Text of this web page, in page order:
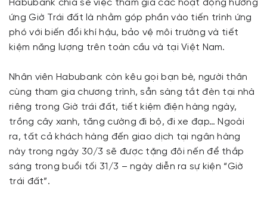
Habubank chia sẻ việc tham gia các hoạt động hưởng
ứng Giờ Trái đất là nhằm góp phần vào tiến trình ứng
phó với biến đổi khí hậu, bảo vệ môi trường và tiết
kiệm năng lượng trên toàn cầu và tại Việt Nam.
Nhân viên Habubank còn kêu gọi bạn bè, người thân
cùng tham gia chương trình, sẵn sàng tắt đèn tại nhà
riêng trong Giờ trái đất, tiết kiệm điện hàng ngày,
trồng cây xanh, tăng cường đi bộ, đi xe đạp… Ngoài
ra, tất cả khách hàng đến giao dịch tại ngân hàng
này trong ngày 30/3 sẽ được tặng đôi nến để thắp
sáng trong buổi tối 31/3 – ngày diễn ra sự kiện “Giờ
trái đất”.